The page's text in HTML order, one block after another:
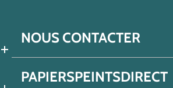
NOUS CONTACTER
PAPIERSPEINTSDIRECT